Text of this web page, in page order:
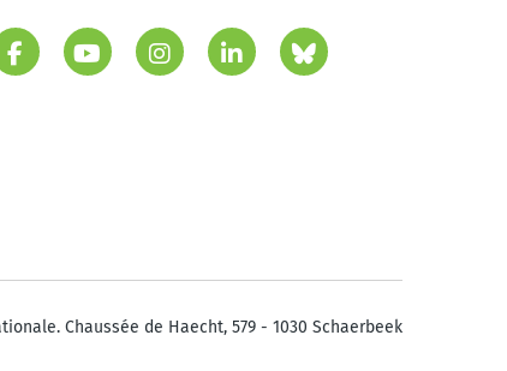
Chaussée de Haecht, 579 - 1030 Schaerbeek